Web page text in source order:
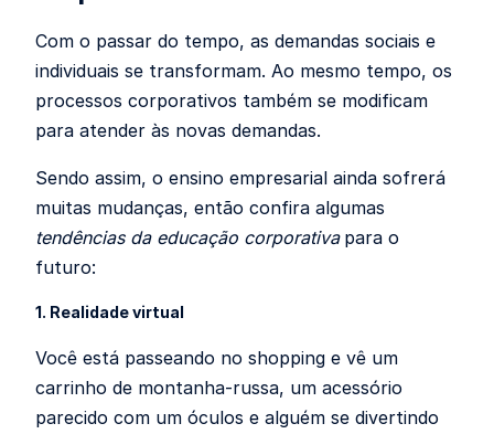
Com o passar do tempo, as demandas sociais e
individuais se transformam. Ao mesmo tempo, os
processos corporativos também se modificam
para atender às novas demandas.
Sendo assim, o ensino empresarial ainda sofrerá
muitas mudanças, então confira algumas
tendências da educação corporativa para o
futuro:
1. Realidade virtual
Você está passeando no shopping e vê um
carrinho de montanha-russa, um acessório
parecido com um óculos e alguém se divertindo